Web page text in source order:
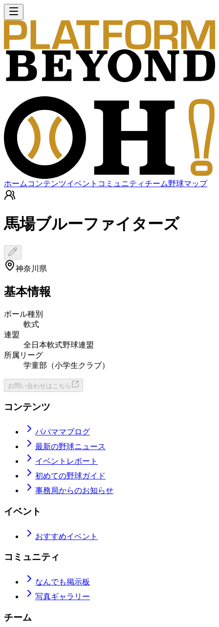
ホーム コンテンツイベント コミュニティチーム野球マップ
馬場ブルーファイターズ
神奈川県
基本情報
ボール種別
軟式
連盟
全日本軟式野球連盟
所属リーグ
学童部（小学生クラブ）
お問い合わせはこちら
コンテンツ
パパママブログ
最新の野球ニュース
イベントレポート
初めての野球ガイド
事務局からのお知らせ
イベント
おすすめイベント
コミュニティ
なんでも掲示板
写真ギャラリー
チーム